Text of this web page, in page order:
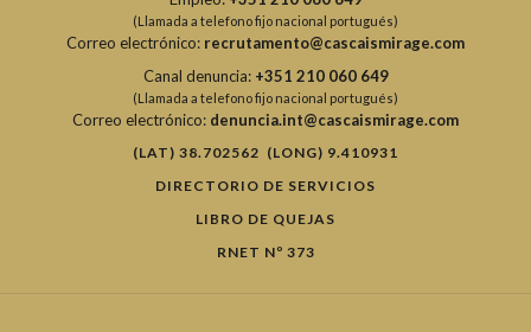
(Llamada a telefono fijo nacional portugués)
Correo electrónico: recrutamento@cascaismirage.com
Canal denuncia: +351 210 060 649
(Llamada a telefono fijo nacional portugués)
Correo electrónico: denuncia.int@cascaismirage.com
(LAT) 38.702562 (LONG) 9.410931
DIRECTORIO DE SERVICIOS
LIBRO DE QUEJAS
RNET Nº 373